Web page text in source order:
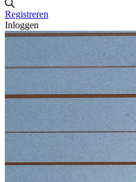
Registreren
Inloggen